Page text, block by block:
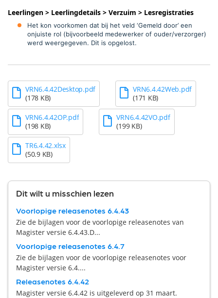
Leerlingen > Leerlingdetails > Verzuim > Lesregistraties
Het kon voorkomen dat bij het veld ‘Gemeld door’ een
onjuiste rol (bijvoorbeeld medewerker of ouder/verzorger)
werd weergegeven. Dit is opgelost.
VRN6.4.42Desktop.pdf
(178 KB)
VRN6.4.42Web.pdf
(171 KB)
VRN6.4.42OP.pdf
(198 KB)
VRN6.4.42VO.pdf
(199 KB)
TR6.4.42.xlsx
(50.9 KB)
Dit wilt u misschien lezen
Voorlopige releasenotes 6.4.43
Zie de bijlagen voor de voorlopige releasenotes van
Magister versie 6.4.43.D...
Voorlopige releasenotes 6.4.7
Zie de bijlagen voor de voorlopige releasenotes voor
Magister versie 6.4....
Releasenotes 6.4.42
Magister versie 6.4.42 is uitgeleverd op 31 maart.